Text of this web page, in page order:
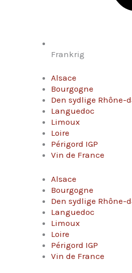
Frankrig
Alsace
Bourgogne
Den sydlige Rhône-
Languedoc
Limoux
Loire
Périgord IGP
Vin de France
Alsace
Bourgogne
Den sydlige Rhône-
Languedoc
Limoux
Loire
Périgord IGP
Vin de France